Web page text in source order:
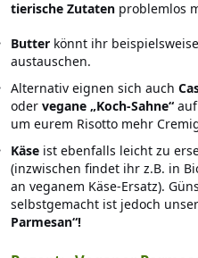
tierische Zutaten problemlos
Butter könnt ihr
austauschen.
Alternativ eignen sich auch
oder vegane „Koch-Sahne“
um eurem Risotto mehr
Käse ist ebenfalls leicht zu
(inzwischen findet ihr z.B. in
an veganem Käse-Ersatz).
selbstgemacht ist jedoch unser
Parmesan“!